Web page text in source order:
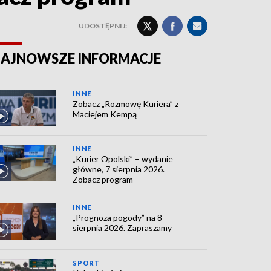
UDOSTĘPNIJ:
INFORMACJE
INNE
Zobacz „Rozmowę Kuriera” z
Maciejem Kempą
INNE
„Kurier Opolski” – wydanie
główne, 7 sierpnia 2026.
Zobacz program
INNE
„Prognoza pogody” na 8
sierpnia 2026. Zapraszamy
SPORT